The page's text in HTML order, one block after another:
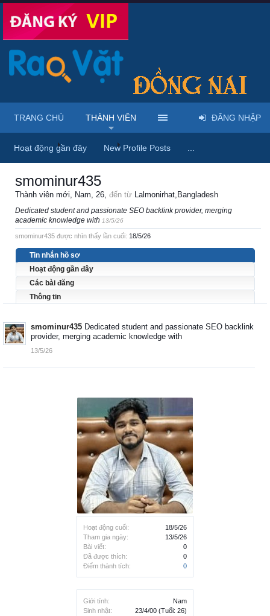
Trang chủ Thành viên smominur435
Hoạt động cuối:
18/5/26
Tham gia ngày:
13/5/26
Bài viết:
0
Đã được thích:
0
Điểm thành tích:
0
Giới tính:
Nam
Sinh nhật:
23/4/00 (Tuổi: 26)
smominur435
Thành viên mới, Nam, 26, đến từ Lalmonirhat,Bangladesh
Dedicated student and passionate SEO backlink provider, merging
academic knowledge with 13/5/26
smominur435 được nhìn thấy lần cuối: 18/5/26
Tin nhắn hồ sơ
Hoạt động gần đây
Các bài đăng
Thông tin
smominur435 Dedicated student and passionate SEO backlink
provider, merging academic knowledge with
13/5/26
TRANG CHỦ THÀNH VIÊN
Hoạt động gần đây New Profile Posts
ĐĂNG NHẬP